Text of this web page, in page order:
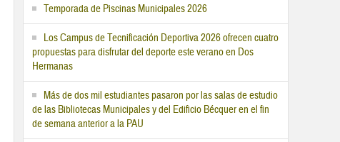
Temporada de Piscinas Municipales 2026
Los Campus de Tecnificación Deportiva 2026 ofrecen cuatro
propuestas para disfrutar del deporte este verano en Dos
Hermanas
Más de dos mil estudiantes pasaron por las salas de estudio
de las Bibliotecas Municipales y del Edificio Bécquer en el fin
de semana anterior a la PAU